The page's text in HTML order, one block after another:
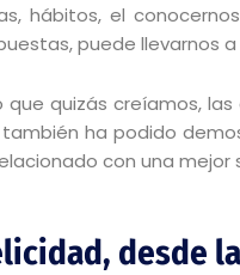
hábitos, el
puede llevarnos
quizás creíamos,
ha podido
con una
desde